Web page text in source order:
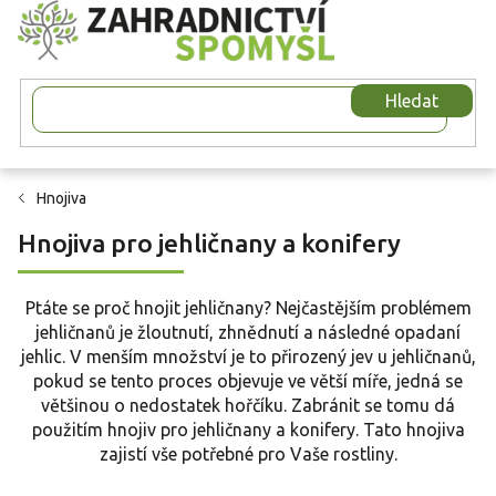
Přejít
na
obsah
Hledat
Hnojiva
Hnojiva pro jehličnany a konifery
Ptáte se proč hnojit jehličnany? Nejčastějším problémem
jehličnanů je žloutnutí, zhnědnutí a následné opadaní
jehlic. V menším množství je to přirozený jev u jehličnanů,
pokud se tento proces objevuje ve větší míře, jedná se
většinou o nedostatek hořčíku. Zabránit se tomu dá
použitím hnojiv pro jehličnany a konifery. Tato hnojiva
zajistí vše potřebné pro Vaše rostliny.